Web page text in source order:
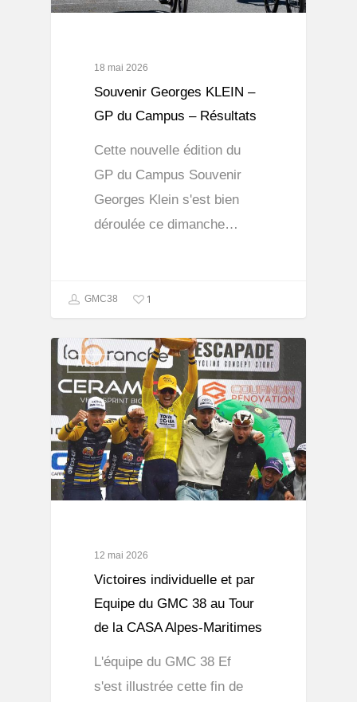
18 mai 2026
Souvenir Georges KLEIN –
GP du Campus – Résultats
Cette nouvelle édition du
GP du Campus Souvenir
Georges Klein s'est bien
déroulée ce dimanche…
GMC38 1
A La Une
12 mai 2026
Victoires individuelle et par
Equipe du GMC 38 au Tour
de la CASA Alpes-Maritimes
L'équipe du GMC 38 Ef
s'est illustrée cette fin de